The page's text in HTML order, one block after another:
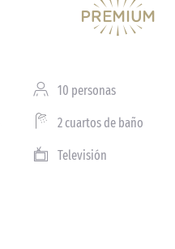
10 personas
2 cuartos de baño
Televisión